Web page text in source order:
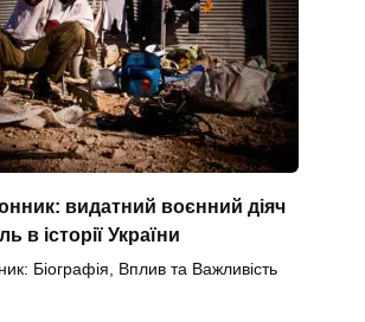
видатний воєнний діяч
в історії України
Біографія, Вплив та Важливість